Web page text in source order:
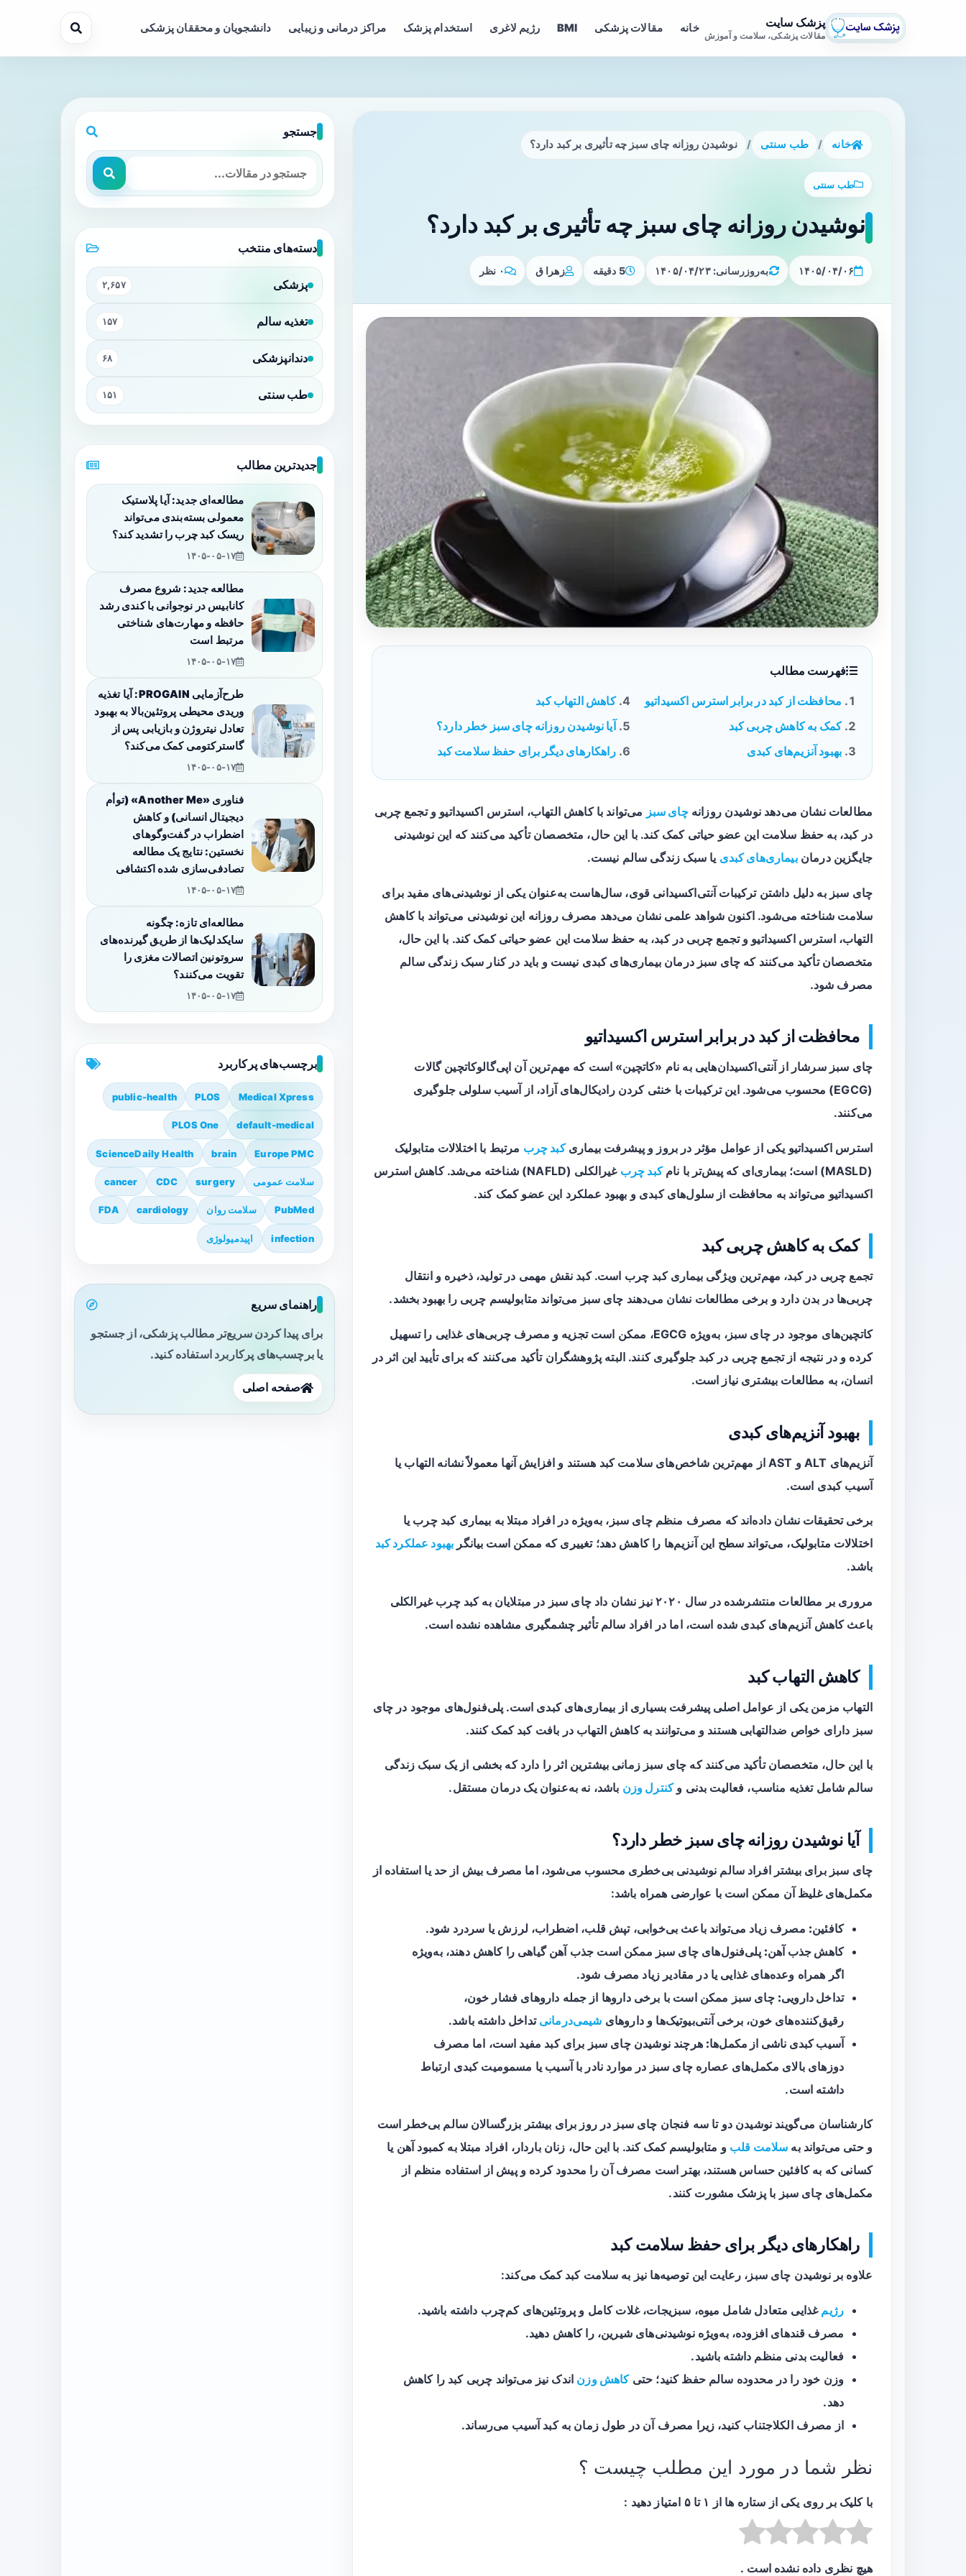
پزشک سایت
مقالات پزشکی، سلامت و آموزش
خانه مقالات پزشکی BMI رژیم لاغری استخدام پزشک مراکز درمانی و زیبایی دانشجویان و محققان پزشکی
خانه / طب سنتی / نوشیدن روزانه چای سبز چه تأثیری بر کبد دارد؟
طب سنتی
نوشیدن روزانه چای سبز چه تأثیری بر کبد دارد؟
۱۴۰۵/۰۴/۰۶ به‌روزرسانی: ۱۴۰۵/۰۴/۲۳ 5 دقیقه زهرا ق ۰ نظر
فهرست مطالب
محافظت از کبد در برابر استرس اکسیداتیو
کمک به کاهش چربی کبد
بهبود آنزیم‌های کبدی
کاهش التهاب کبد
آیا نوشیدن روزانه چای سبز خطر دارد؟
راهکارهای دیگر برای حفظ سلامت کبد
مطالعات نشان می‌دهد نوشیدن روزانهچای سبز می‌تواند با کاهش التهاب، استرس اکسیداتیو و تجمع چربی
در کبد، به حفظ سلامت این عضو حیاتی کمک کند. با این حال، متخصصان تأکید می‌کنند که این نوشیدنی
جایگزین درمانبیماری‌های کبدی یا سبک زندگی سالم نیست.
چای سبز به دلیل داشتن ترکیبات آنتی‌اکسیدانی قوی، سال‌هاست به‌عنوان یکی از نوشیدنی‌های مفید برای
سلامت شناخته می‌شود. اکنون شواهد علمی نشان می‌دهد مصرف روزانه این نوشیدنی می‌تواند با کاهش
التهاب، استرس اکسیداتیو و تجمع چربی در کبد، به حفظ سلامت این عضو حیاتی کمک کند. با این حال،
متخصصان تأکید می‌کنند که چای سبز درمان بیماری‌های کبدی نیست و باید در کنار سبک زندگی سالم
مصرف شود.
محافظت از کبد در برابر استرس اکسیداتیو
چای سبز سرشار از آنتی‌اکسیدان‌هایی به نام «کاتچین» است که مهم‌ترین آن اپی‌گالوکاتچین گالات
(EGCG) محسوب می‌شود. این ترکیبات با خنثی کردن رادیکال‌های آزاد، از آسیب سلولی جلوگیری
می‌کنند.
استرس اکسیداتیو یکی از عوامل مؤثر در بروز و پیشرفت بیماریکبد چرب مرتبط با اختلالات متابولیک
(MASLD) است؛ بیماری‌ای که پیش‌تر با نام
کبد چرب
غیرالکلی (NAFLD) شناخته می‌شد. کاهش استرس
اکسیداتیو می‌تواند به محافظت از سلول‌های کبدی و بهبود عملکرد این عضو کمک کند.
کمک به کاهش چربی کبد
تجمع چربی در کبد، مهم‌ترین ویژگی بیماری کبد چرب است. کبد نقش مهمی در تولید، ذخیره و انتقال
چربی‌ها در بدن دارد و برخی مطالعات نشان می‌دهند چای سبز می‌تواند متابولیسم چربی را بهبود بخشد.
کاتچین‌های موجود در چای سبز، به‌ویژه EGCG، ممکن است تجزیه و مصرف چربی‌های غذایی را تسهیل
کرده و در نتیجه از تجمع چربی در کبد جلوگیری کنند. البته پژوهشگران تأکید می‌کنند که برای تأیید این اثر در
انسان، به مطالعات بیشتری نیاز است.
بهبود آنزیم‌های کبدی
آنزیم‌های ALT و AST از مهم‌ترین شاخص‌های سلامت کبد هستند و افزایش آنها معمولاً نشانه التهاب یا
آسیب کبدی است.
برخی تحقیقات نشان داده‌اند که مصرف منظم چای سبز، به‌ویژه در افراد مبتلا به بیماری کبد چرب یا
اختلالات متابولیک، می‌تواند سطح این آنزیم‌ها را کاهش دهد؛ تغییری که ممکن است بیانگر بهبود عملکرد کبد
باشد.
مروری بر مطالعات منتشرشده در سال ۲۰۲۰ نیز نشان داد چای سبز در مبتلایان به کبد چرب غیرالکلی
باعث کاهش آنزیم‌های کبدی شده است، اما در افراد سالم تأثیر چشمگیری مشاهده نشده است.
کاهش التهاب کبد
التهاب مزمن یکی از عوامل اصلی پیشرفت بسیاری از بیماری‌های کبدی است. پلی‌فنول‌های موجود در چای
سبز دارای خواص ضدالتهابی هستند و می‌توانند به کاهش التهاب در بافت کبد کمک کنند.
با این حال، متخصصان تأکید می‌کنند که چای سبز زمانی بیشترین اثر را دارد که بخشی از یک سبک زندگی
سالم شامل تغذیه مناسب، فعالیت بدنی وکنترل وزن باشد، نه به‌عنوان یک درمان مستقل.
آیا نوشیدن روزانه چای سبز خطر دارد؟
چای سبز برای بیشتر افراد سالم نوشیدنی بی‌خطری محسوب می‌شود، اما مصرف بیش از حد یا استفاده از
مکمل‌های غلیظ آن ممکن است با عوارضی همراه باشد:
کافئین: مصرف زیاد می‌تواند باعث بی‌خوابی، تپش قلب، اضطراب، لرزش یا سردرد شود.
کاهش جذب آهن: پلی‌فنول‌های چای سبز ممکن است جذب آهن گیاهی را کاهش دهند، به‌ویژه
اگر همراه وعده‌های غذایی یا در مقادیر زیاد مصرف شود.
تداخل دارویی: چای سبز ممکن است با برخی داروها از جمله داروهای فشار خون،
رقیق‌کننده‌های خون، برخی آنتی‌بیوتیک‌ها و داروهای شیمی‌درمانی تداخل داشته باشد.
آسیب کبدی ناشی از مکمل‌ها: هرچند نوشیدن چای سبز برای کبد مفید است، اما مصرف
دوزهای بالای مکمل‌های عصاره چای سبز در موارد نادر با آسیب یا مسمومیت کبدی ارتباط
داشته است.
کارشناسان می‌گویند نوشیدن دو تا سه فنجان چای سبز در روز برای بیشتر بزرگسالان سالم بی‌خطر است
و حتی می‌تواند به سلامت قلب و متابولیسم کمک کند. با این حال، زنان باردار، افراد مبتلا به کمبود آهن یا
کسانی که به کافئین حساس هستند، بهتر است مصرف آن را محدود کرده و پیش از استفاده منظم از
مکمل‌های چای سبز با پزشک مشورت کنند.
راهکارهای دیگر برای حفظ سلامت کبد
علاوه بر نوشیدن چای سبز، رعایت این توصیه‌ها نیز به سلامت کبد کمک می‌کند:
رژیم غذایی متعادل شامل میوه، سبزیجات، غلات کامل و پروتئین‌های کم‌چرب داشته باشید.
مصرف قندهای افزوده، به‌ویژه نوشیدنی‌های شیرین، را کاهش دهید.
فعالیت بدنی منظم داشته باشید.
وزن خود را در محدوده سالم حفظ کنید؛ حتیکاهش وزن اندک نیز می‌تواند چربی کبد را کاهش
دهد.
از مصرف الکلاجتناب کنید، زیرا مصرف آن در طول زمان به کبد آسیب می‌رساند.
نظر شما در مورد این مطلب چیست ؟
با کلیک بر روی یکی از ستاره ها از ۱ تا ۵ امتیاز دهید :
هیچ نظری داده نشده است .
جستجو
دسته‌های منتخب
پزشکی ۲,۶۵۷
تغذیه سالم ۱۵۷
دندانپزشکی ۶۸
طب سنتی ۱۵۱
جدیدترین مطالب
مطالعه‌ای جدید: آیا پلاستیک
معمولی بسته‌بندی می‌تواند
ریسک کبد چرب را تشدید کند؟
۱۴۰۵-۰۵-۱۷
مطالعه جدید: شروع مصرف
کانابیس در نوجوانی با کندی رشد
حافظه و مهارت‌های شناختی
مرتبط است
۱۴۰۵-۰۵-۱۷
طرح‌آزمایی PROGAIN: آیا تغذیه
وریدی محیطی پروتئین‌بالا به بهبود
تعادل نیتروژن و بازیابی پس از
گاسترکتومی کمک می‌کند؟
۱۴۰۵-۰۵-۱۷
فناوری «Another Me» (توأم
دیجیتال انسانی) و کاهش
اضطراب در گفت‌وگوهای
نخستین: نتایج یک مطالعه
تصادفی‌سازی شده اکتشافی
۱۴۰۵-۰۵-۱۷
مطالعه‌ای تازه: چگونه
سایکدلیک‌ها از طریق گیرنده‌های
سروتونین اتصالات مغزی را
تقویت می‌کنند؟
۱۴۰۵-۰۵-۱۷
برچسب‌های پرکاربرد
Medical Xpress
PLOS
public-health
default-medical
PLOS One
Europe PMC
brain
ScienceDaily Health
سلامت عمومی surgery
CDC
cancer
PubMed سلامت روان cardiology
FDA
infection اپیدمیولوژی
راهنمای سریع
برای پیدا کردن سریع‌تر مطالب پزشکی، از جستجو
یا برچسب‌های پرکاربرد استفاده کنید.
صفحه اصلی